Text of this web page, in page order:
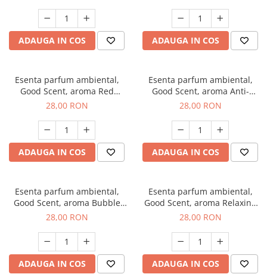
ADAUGA IN COS ADAUGA IN COS
Esenta parfum ambiental,
Good Scent, aroma Red
Grapes, 20 g
28,00 RON
ADAUGA IN COS
Esenta parfum ambiental,
Good Scent, aroma Anti-
Tobacco, 20 g
28,00 RON
ADAUGA IN COS
Esenta parfum ambiental,
Good Scent, aroma Bubble
Gum, 20 g
28,00 RON
ADAUGA IN COS
Esenta parfum ambiental,
Good Scent, aroma Relaxing
Lavender, 20 g
28,00 RON
ADAUGA IN COS